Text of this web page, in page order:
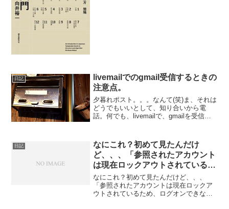
日記
livemailでのgmail受信するときの
注意点。
夕暮れポスト。。。なんて(笑)ま、それは
どうでもいいとして、知り合いから電
話。何でも、livemailで、gmailを受信し
も、livemail。 2012を境に、すで...
日記
なにこれ？初めて見たんだけ
ど、、、「参照されたアカウント
は現在ロックアウトされているた
め、ログオンできない可能性があ
ります。」
なにこれ？初めて見たんだけど、、、
「参照されたアカウントは現在ロックア
ウトされているため、ログオンできない